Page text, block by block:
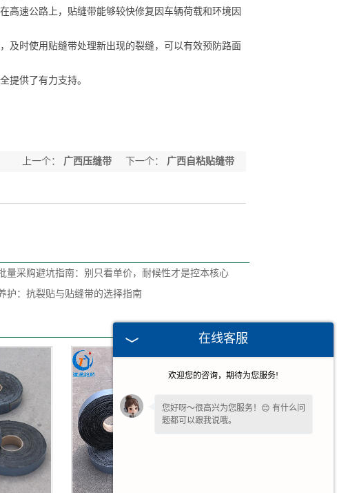
速公路上，贴缝带能够较快修复因车辆荷载和环境因
时使用贴缝带处理新出现的裂缝，可以有效预防路面
供了有力支持。
上一个： 广西压缝带 下一个： 广西自粘贴缝带
量采购避坑指南：别只看单价，耐候性才是控本核心
护：抗裂贴与贴缝带的选择指南
在线客服
欢迎您的咨询，期待为您服务!
您好呀～很高兴为您服务！😊 有什么问
题都可以跟我说哦。